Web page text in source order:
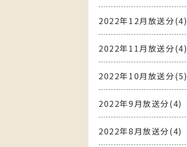
2022年12月放送分(4)
2022年11月放送分(4)
2022年10月放送分(5)
2022年9月放送分(4)
2022年8月放送分(4)